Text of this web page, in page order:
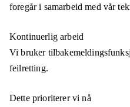
foregår i samarbeid med vår
Kontinuerlig arbeid
Vi bruker
feilretting.
Dette prioriterer vi nå